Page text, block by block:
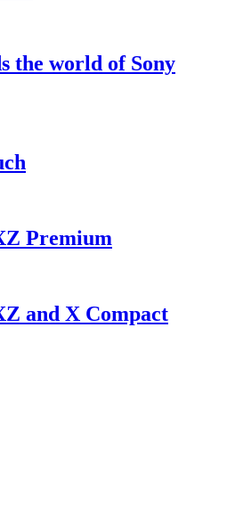
the world of Sony
Premium
and X Compact